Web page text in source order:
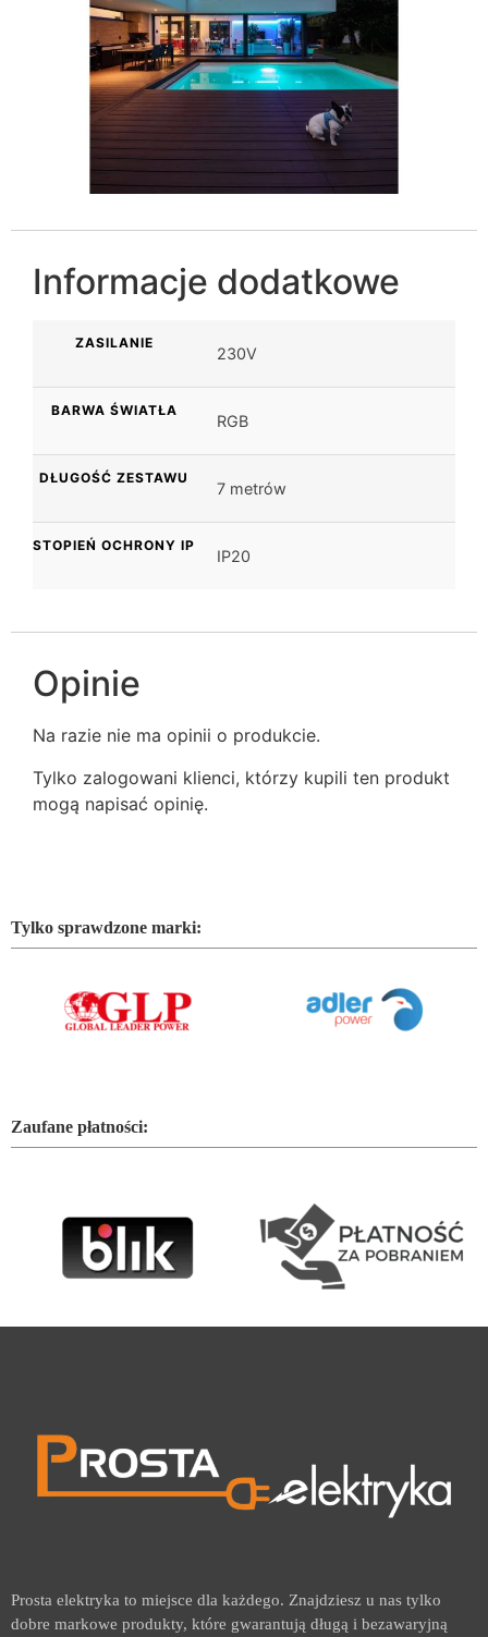
Informacje dodatkowe
ZASILANIE
230V
BARWA ŚWIATŁA
RGB
DŁUGOŚĆ ZESTAWU
7 metrów
STOPIEŃ OCHRONY IP
IP20
Opinie
Na razie nie ma opinii o produkcie.
Tylko zalogowani klienci, którzy kupili ten produkt
mogą napisać opinię.
Tylko sprawdzone marki:
Zaufane płatności:
Prosta elektryka to miejsce dla każdego. Znajdziesz u nas tylko
dobre markowe produkty, które gwarantują długą i bezawaryjną